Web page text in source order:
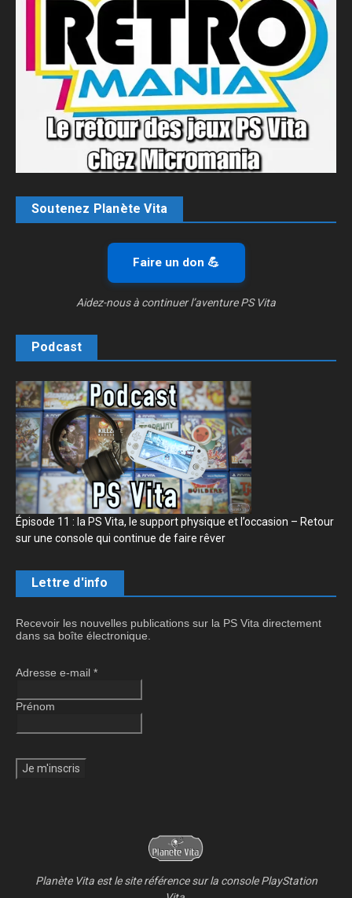
Soutenez Planète Vita
Faire un don 💪
Aidez-nous à continuer l’aventure PS Vita
Podcast
Épisode 11 : la PS Vita, le support physique et l’occasion – Retour
sur une console qui continue de faire rêver
Lettre d'info
Recevoir les nouvelles publications sur la PS Vita directement
dans sa boîte électronique.
Adresse e-mail *
Prénom
Planète Vita est le site référence sur la console PlayStation